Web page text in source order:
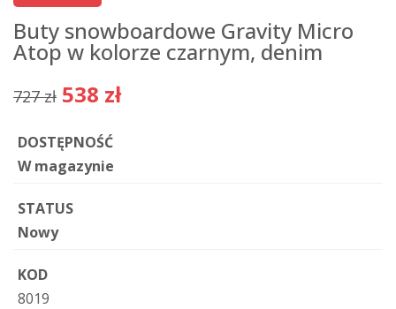
Buty snowboardowe Gravity Micro
Atop w kolorze czarnym, denim
727 zł 538 zł
DOSTĘPNOŚĆ
W magazynie
STATUS
Nowy
KOD
8019